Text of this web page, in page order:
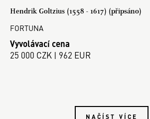
Hendrik Goltzius (1558 - 1617) (připsáno)
FORTUNA
Vyvolávací cena
25 000 CZK | 962 EUR
NAČÍST VÍCE